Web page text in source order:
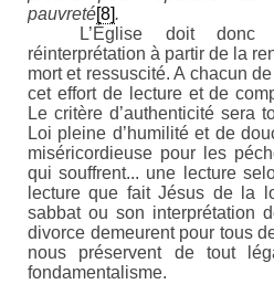
pauvreté[8].
L’Église doit
réinterprétation à partir de la
mort et ressuscité. A chacun
cet effort de lecture et de
Le critère d’authenticité sera
Loi pleine d’humilité et de
miséricordieuse pour les
qui souffrent... une lecture
lecture que fait Jésus de la
sabbat ou son interprétation
divorce demeurent pour tous
nous préservent de tout
fondamentalisme.